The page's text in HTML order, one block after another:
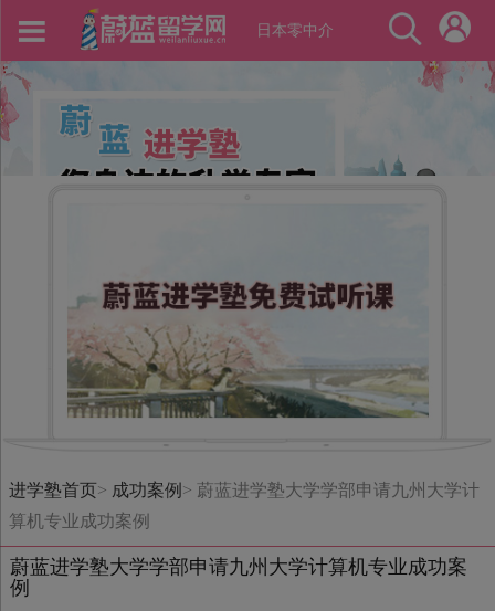
日本零中介
进学塾首页 > 成功案例 > 蔚蓝进学塾大学学部申请九州大学计
算机专业成功案例
蔚蓝进学塾大学学部申请九州大学计算机专业成功案
例